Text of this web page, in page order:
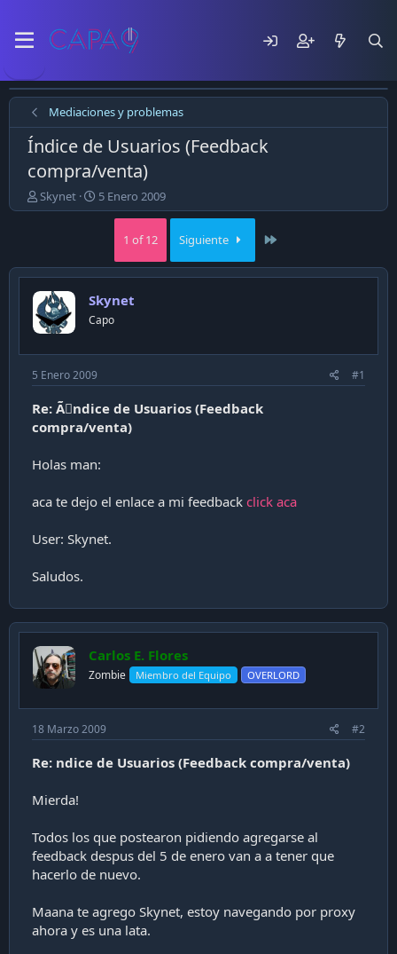
Mediaciones y problemas
Índice de Usuarios (Feedback
compra/venta)
E
m
ó
e
l
t
e
m
a
Skynet
F
e
d
p
u
l
c
a
c
i
n
5 Enero 2009
1 of 12 Siguiente
Skynet
Capo
5 Enero 2009 #1
Re: Ã￾ndice de Usuarios (Feedback
compra/venta)
Holas man:
aca te dejo el enlace a mi feedback click aca
User: Skynet.
Saludos.
Carlos E. Flores
Zombie Miembro del Equipo OVERLORD
18 Marzo 2009 #2
Re: ndice de Usuarios (Feedback compra/venta)
Mierda!
Todos los que postearon pidiendo agregarse al
feedback despus del 5 de enero van a a tener que
hacerlo de nuevo.
Maana te agrego Skynet, estoy navegando por proxy
ahora y es una lata.